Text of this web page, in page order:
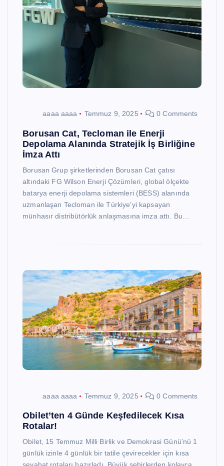
aaaa aaaa Temmuz 9, 2025 0 Comments
Borusan Cat, Tecloman ile Enerji
Depolama Alanında Stratejik İş Birliğine
İmza Attı
Borusan Grup şirketlerinden Borusan Cat çatısı
altındaki FG Wilson Enerji Çözümleri, global ölçekte
batarya enerji depolama sistemleri (BESS) alanında
uzmanlaşan Tecloman ile Türkiye’yi kapsayan
münhasır distribütörlük anlaşmasına imza attı. Bu…
aaaa aaaa Temmuz 9, 2025 0 Comments
Obilet’ten 4 Günde Keşfedilecek Kısa
Rotalar!
Obilet, 15 Temmuz Milli Birlik ve Demokrasi Günü’nü 1
günlük izinle 4 günlük bir tatile çevirecekler için kısa